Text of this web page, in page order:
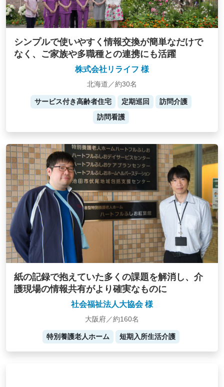
シンプルで使いやすく情報交換が簡単なだけで
なく、ご家族や多職種との連携にも活躍
株式会社リライフ 様
北海道／約30名
サービス付き高齢者住宅 定期巡回
訪問介護
訪問看護
紙の記録で抱えていた多くの課題を解消し、介
護現場の情報共有がより確実なものに
社会福祉法人大協会 様
大阪府／約160名
特別養護老人ホーム 短期入所生活介護